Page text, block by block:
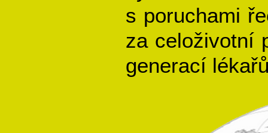
s poruchami
za celoživotní
generací